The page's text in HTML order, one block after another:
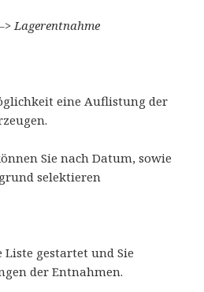
Lagerentnahme
eine Auflistung der
Sie nach Datum, sowie
selektieren
gestartet und Sie
der Entnahmen.